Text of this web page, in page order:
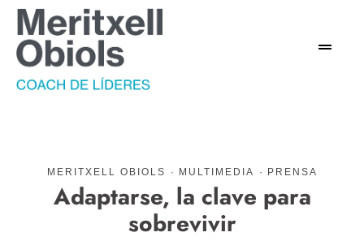
MERITXELL OBIOLS · MULTIMEDIA · PRENSA
Adaptarse, la clave para
sobrevivir